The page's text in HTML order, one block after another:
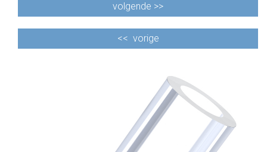
volgende >>
<< vorige